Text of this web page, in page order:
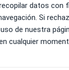
datos
Si
de nuestra
cualquier